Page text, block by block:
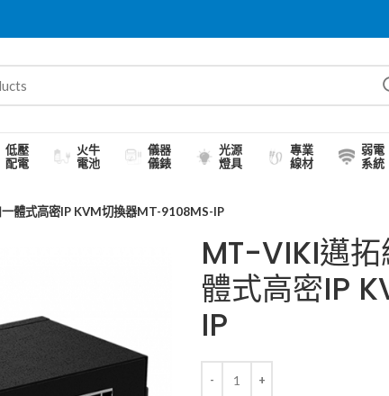
低壓
配電
火牛
電池
儀器
儀錶
光源
燈具
專業
線材
弱電
系統
體式高密IP KVM切換器MT-9108MS-IP
MT-VIKI邁
體式高密IP
IP